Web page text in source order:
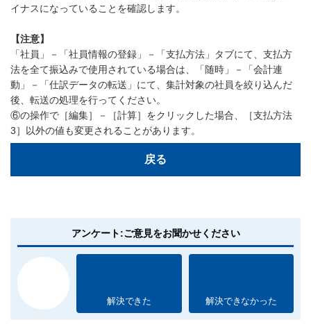
イナスになっていることを確認します。
【注意】
「社員」－「社員情報の登録」－「支払方法」タブにて、支払方
法を全て振込みで使用されている場合は、「随時」－「会計連
動」－「仕訳データの転送」にて、集計対象の社員を絞り込んだ
後、転送の処理を行ってください。
⑥の操作で［編集］－［計算］をクリックした場合、［支払方法
3］以外の値も変更されることがあります。
戻る
アンケート:ご意見をお聞かせください
解決できた 解決できなかった